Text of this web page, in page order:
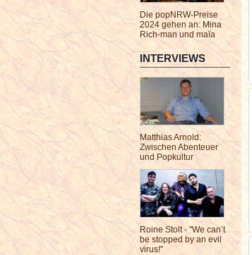
Die popNRW-Preise
2024 gehen an: Mina
Rich-man und maïa
INTERVIEWS
Matthias Arnold:
Zwischen Abenteuer
und Popkultur
Roine Stolt - "We can’t
be stopped by an evil
virus!"